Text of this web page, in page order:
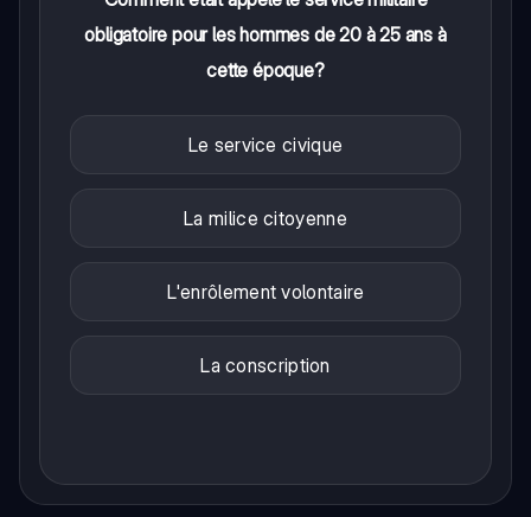
obligatoire pour les hommes de 20 à 25 ans à
cette époque?
Le service civique
La milice citoyenne
L'enrôlement volontaire
La conscription